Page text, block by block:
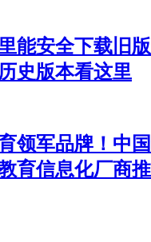
能安全下载旧
史版本看这里
领军品牌！中
育信息化厂商